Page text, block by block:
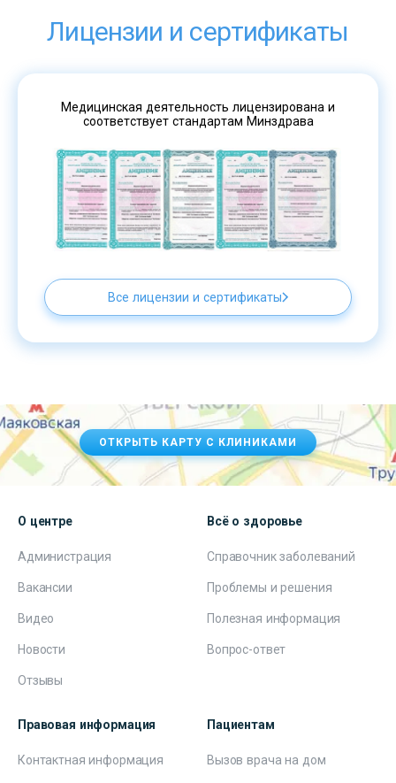
Лицензии и сертификаты
Медицинская деятельность лицензирована и
соответствует стандартам Минздрава
Все лицензии и сертификаты
ОТКРЫТЬ КАРТУ С КЛИНИКАМИ
О центре
Администрация
Вакансии
Видео
Новости
Отзывы
Всё о здоровье
Справочник заболеваний
Проблемы и решения
Полезная информация
Вопрос-ответ
Правовая информация
Контактная информация
Пациентам
Вызов врача на дом